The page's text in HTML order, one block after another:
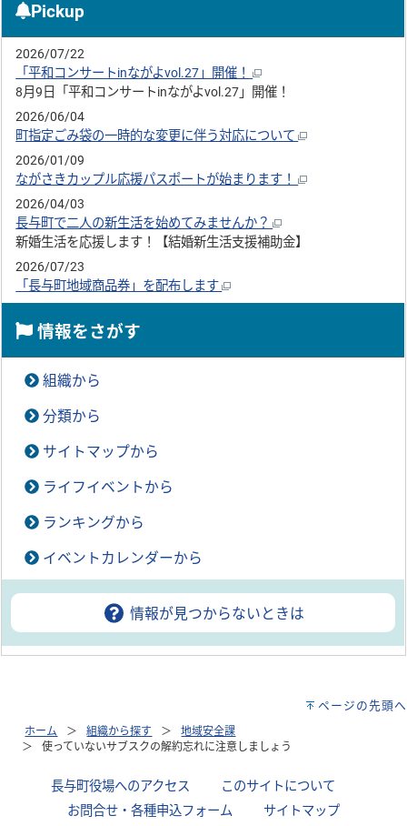
Pickup
2026/07/22
「平和コンサートinながよvol.27」開催！
8月9日「平和コンサートinながよvol.27」開催！
2026/06/04
町指定ごみ袋の一時的な変更に伴う対応について
2026/01/09
ながさきカップル応援パスポートが始まります！
2026/04/03
長与町で二人の新生活を始めてみませんか？
新婚生活を応援します！【結婚新生活支援補助金】
2026/07/23
「長与町地域商品券」を配布します
情報をさがす
組織から
分類から
サイトマップから
ライフイベントから
ランキングから
イベントカレンダーから
情報が見つからないときは
ページの先頭へ
ホーム 組織から探す
地域安全課
使っていないサブスクの解約忘れに注意しましょう
長与町役場へのアクセス このサイトについて
お問合せ・各種申込フォーム
サイトマップ